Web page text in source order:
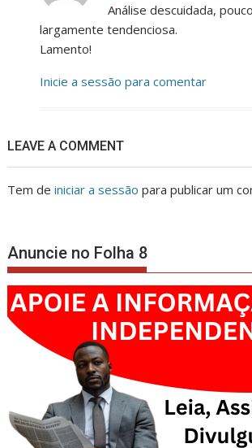
Análise descuidada,
largamente tendenciosa.
Lamento!
Inicie a sessão para comentar
LEAVE A COMMENT
Tem deiniciar a sessão para publicar um
Anuncie no Folha 8